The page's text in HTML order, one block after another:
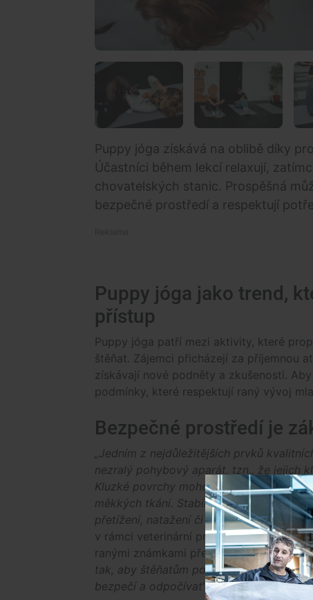
Puppy jóga získává na oblibě díky
Účastníci během lekcí relaxují,
chovatelských stanic. Prospěšná
bezpečné prostředí a respektují
Puppy jóga jako trend,
přístup
Puppy jóga patří mezi aktivity, které
štěňat. Zájemci přicházejí za příjemnou
získávají nové podněty a zkušenosti.
podmínky, které respektují raný vývoj
Bezpečné prostředí je
„Jedním z nejdůležitějších prvků
nezralý pohybový aparát, tzn., že jejich
Kluzké povrchy mohou vést k
měkkých tkání. Stabilní, neklouzavý
přetížení, natažení či pozdějších
v rámci veterinární praxe opakovaně
ranými známkami přetížení u štěňat a
tak, aby štěňatům poskytoval možnost
bezpečí a odpočívat“, doplňuje Líkařová.